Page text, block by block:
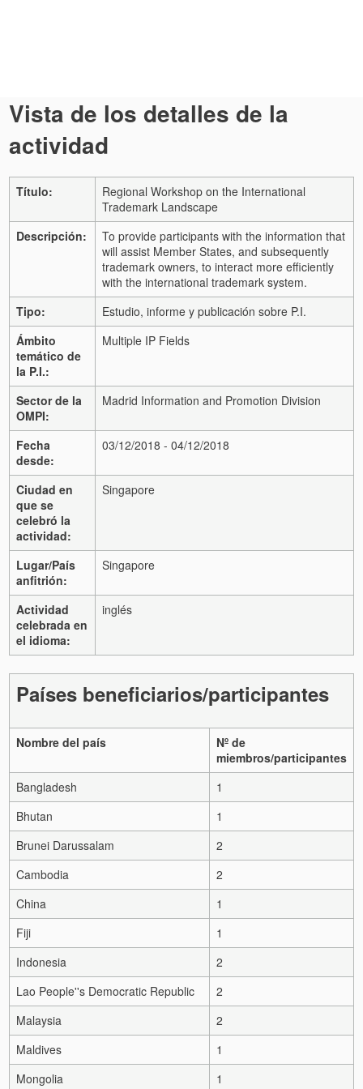
Vista de los detalles de la
actividad
Título:
Regional Workshop on the International
Trademark Landscape
Descripción:
To provide participants with the information that
will assist Member States, and subsequently
trademark owners, to interact more efficiently
with the international trademark system.
Tipo:
Estudio, informe y publicación sobre P.I.
Ámbito
temático de
la P.I.:
Multiple IP Fields
Sector de la
OMPI:
Madrid Information and Promotion Division
Fecha
desde:
03/12/2018 - 04/12/2018
Ciudad en
que se
celebró la
actividad:
Singapore
Lugar/País
anfitrión:
Singapore
Actividad
celebrada en
el idioma:
inglés
Países beneficiarios/participantes
Nombre del país
Nº de
miembros/participantes
Bangladesh
1
Bhutan
1
Brunei Darussalam
2
Cambodia
2
China
1
Fiji
1
Indonesia
2
Lao People''s Democratic Republic
2
Malaysia
2
Maldives
1
Mongolia
1